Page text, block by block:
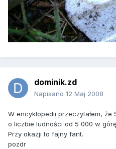
dominik.zd
Napisano 12 Maj 2008
W encyklopedii przeczytałem, że
o liczbie ludności od 5 000 w
Przy okazji to fajny fant.
pozdr